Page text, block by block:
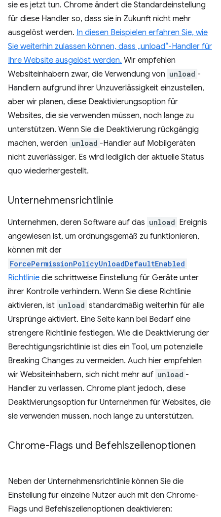
sie es jetzt tun. Chrome ändert die Standardeinstellung
für diese Handler so, dass sie in Zukunft nicht mehr
ausgelöst werden. In diesen Beispielen erfahren Sie, wie
Sie weiterhin zulassen können, dass „unload“-Handler für
Ihre Website ausgelöst werden. Wir empfehlen
Websiteinhabern zwar, die Verwendung von unload -
Handlern aufgrund ihrer Unzuverlässigkeit einzustellen,
aber wir planen, diese Deaktivierungsoption für
Websites, die sie verwenden müssen, noch lange zu
unterstützen. Wenn Sie die Deaktivierung rückgängig
machen, werden unload -Handler auf Mobilgeräten
nicht zuverlässiger. Es wird lediglich der aktuelle Status
quo wiederhergestellt.
Unternehmensrichtlinie
Unternehmen, deren Software auf das unload Ereignis
angewiesen ist, um ordnungsgemäß zu funktionieren,
können mit der
ForcePermissionPolicyUnloadDefaultEnabled
Richtlinie die schrittweise Einstellung für Geräte unter
ihrer Kontrolle verhindern. Wenn Sie diese Richtlinie
aktivieren, ist unload standardmäßig weiterhin für alle
Ursprünge aktiviert. Eine Seite kann bei Bedarf eine
strengere Richtlinie festlegen. Wie die Deaktivierung der
Berechtigungsrichtlinie ist dies ein Tool, um potenzielle
Breaking Changes zu vermeiden. Auch hier empfehlen
wir Websiteinhabern, sich nicht mehr auf unload -
Handler zu verlassen. Chrome plant jedoch, diese
Deaktivierungsoption für Unternehmen für Websites, die
sie verwenden müssen, noch lange zu unterstützen.
Chrome-Flags und Befehlszeilenoptionen
Neben der Unternehmensrichtlinie können Sie die
Einstellung für einzelne Nutzer auch mit den Chrome-
Flags und Befehlszeilenoptionen deaktivieren: